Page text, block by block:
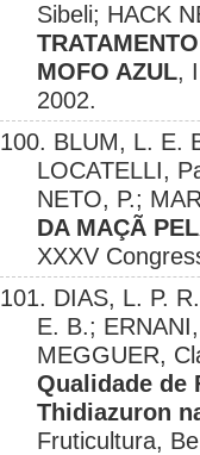
Sibeli; HACK
MOFO AZUL,
2002.
100. BLUM, L. E.
LOCATELLI,
NETO, P.;
DA MAÇÃ
XXXV
101. DIAS, L. P.
E. B.;
MEGGUER,
Qualidade de
Thidiazuron
Fruticultura,